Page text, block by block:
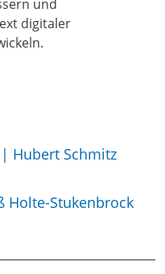
und
digitaler
Hubert Schmitz
Holte-Stukenbrock